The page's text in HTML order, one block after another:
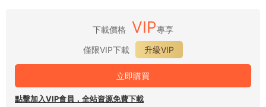
下載價格 VIP專享
僅限VIP下載
升級VIP
立即購買
點擊加入VIP會員，全站資源免費下載